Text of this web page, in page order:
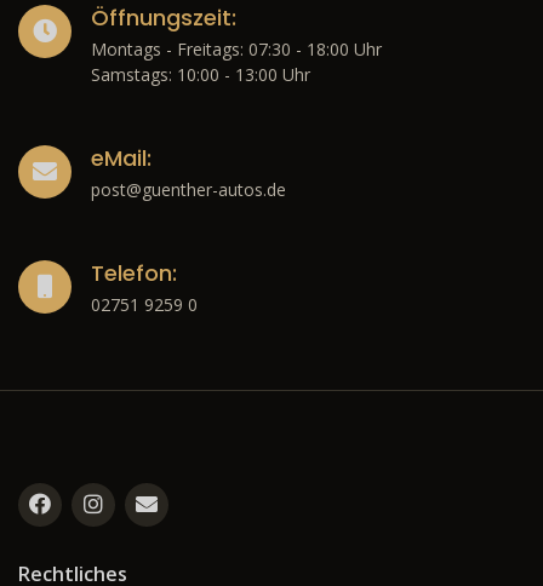
Öffnungszeit:
Montags - Freitags: 07:30 - 18:00 Uhr
Samstags: 10:00 - 13:00 Uhr
eMail:
post@guenther-autos.de
Telefon:
02751 9259 0
Rechtliches